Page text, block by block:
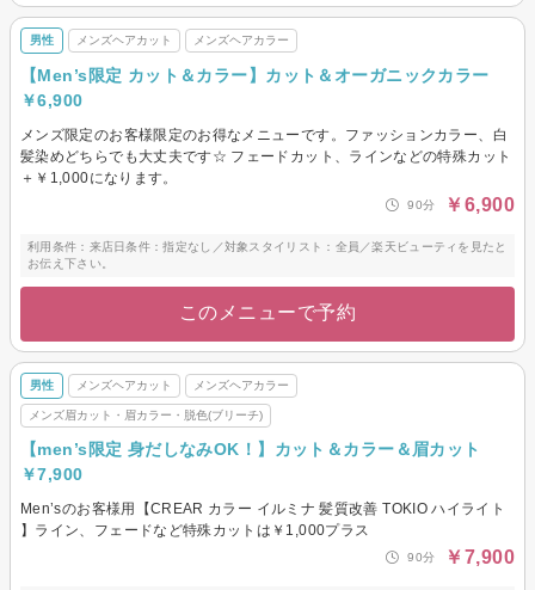
男性 メンズヘアカット メンズヘアカラー
【Men’s限定 カット＆カラー】カット＆オーガニックカラー
￥6,900
メンズ限定のお客様限定のお得なメニューです。ファッションカラー、白
髪染めどちらでも大丈夫です☆ フェードカット、ラインなどの特殊カット
＋￥1,000になります。
90分 ￥6,900
利用条件：来店日条件：指定なし／対象スタイリスト：全員／楽天ビューティを見たと
お伝え下さい。
このメニューで予約
男性 メンズヘアカット メンズヘアカラー
メンズ眉カット・眉カラー・脱色(ブリーチ)
【men’s限定 身だしなみOK！】カット＆カラー＆眉カット
￥7,900
Men’sのお客様用【CREAR カラー イルミナ 髪質改善 TOKIO ハイライト
】ライン、フェードなど特殊カットは￥1,000プラス
90分 ￥7,900